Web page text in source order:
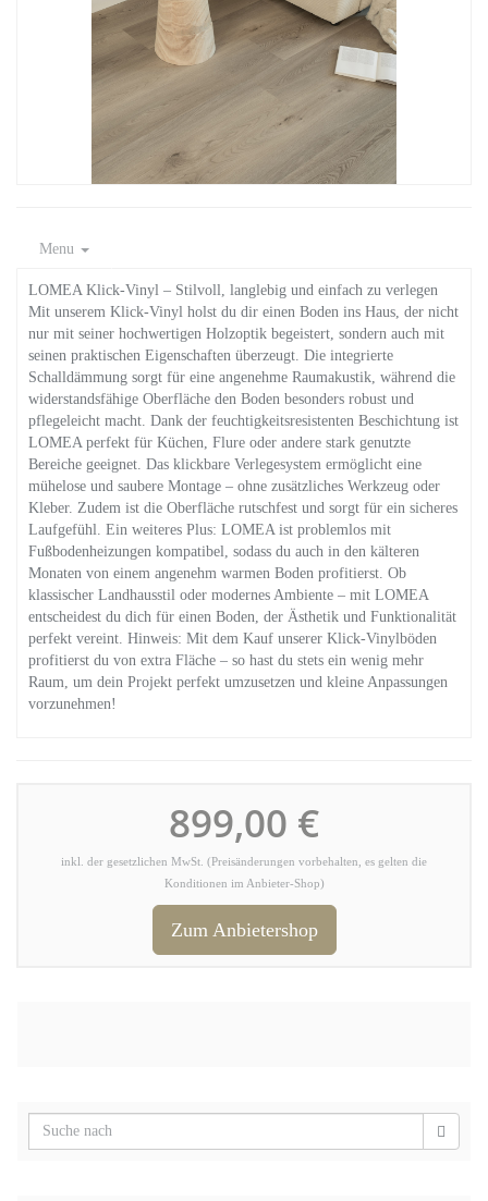
Menu
LOMEA Klick-Vinyl – Stilvoll, langlebig und einfach zu verlegen
Mit unserem Klick-Vinyl holst du dir einen Boden ins Haus, der nicht
nur mit seiner hochwertigen Holzoptik begeistert, sondern auch mit
seinen praktischen Eigenschaften überzeugt. Die integrierte
Schalldämmung sorgt für eine angenehme Raumakustik, während die
widerstandsfähige Oberfläche den Boden besonders robust und
pflegeleicht macht. Dank der feuchtigkeitsresistenten Beschichtung ist
LOMEA perfekt für Küchen, Flure oder andere stark genutzte
Bereiche geeignet. Das klickbare Verlegesystem ermöglicht eine
mühelose und saubere Montage – ohne zusätzliches Werkzeug oder
Kleber. Zudem ist die Oberfläche rutschfest und sorgt für ein sicheres
Laufgefühl. Ein weiteres Plus: LOMEA ist problemlos mit
Fußbodenheizungen kompatibel, sodass du auch in den kälteren
Monaten von einem angenehm warmen Boden profitierst. Ob
klassischer Landhausstil oder modernes Ambiente – mit LOMEA
entscheidest du dich für einen Boden, der Ästhetik und Funktionalität
perfekt vereint. Hinweis: Mit dem Kauf unserer Klick-Vinylböden
profitierst du von extra Fläche – so hast du stets ein wenig mehr
Raum, um dein Projekt perfekt umzusetzen und kleine Anpassungen
vorzunehmen!
899,00 €
inkl. der gesetzlichen MwSt. (Preisänderungen vorbehalten, es gelten die
Konditionen im Anbieter-Shop)
Zum Anbietershop